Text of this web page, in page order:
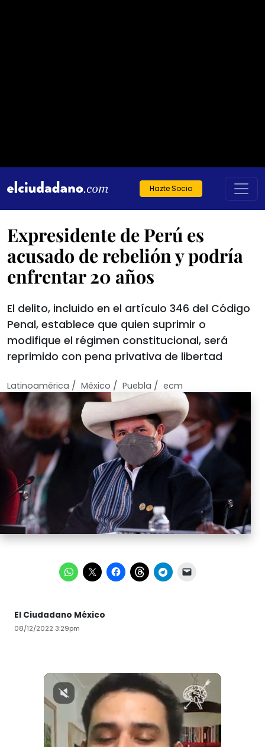
Hazte Socio
Expresidente de Perú es
acusado de rebelión y podría
enfrentar 20 años
El delito, incluido en el artículo 346 del Código
Penal, establece que quien suprimir o
modifique el régimen constitucional, será
reprimido con pena privativa de libertad
Latinoamérica / México / Puebla / ecm
El Ciudadano México
08/12/2022 3:29pm